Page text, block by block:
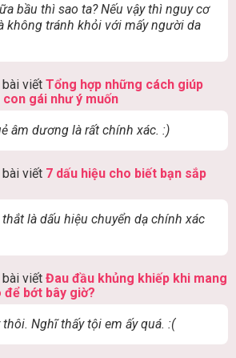
bầu thì sao ta? Nếu vậy thì nguy cơ
không tránh khỏi với mấy người da
bài viết Tổng hợp những cách giúp
gái như ý muốn
âm dương là rất chính xác. :)
bài viết 7 dấu hiệu cho biết bạn sắp
là dấu hiệu chuyển dạ chính xác
bài viết Đau đầu khủng khiếp khi mang
bớt bây giờ?
thôi. Nghĩ thấy tội em ấy quá. :(